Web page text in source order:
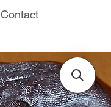
Contact